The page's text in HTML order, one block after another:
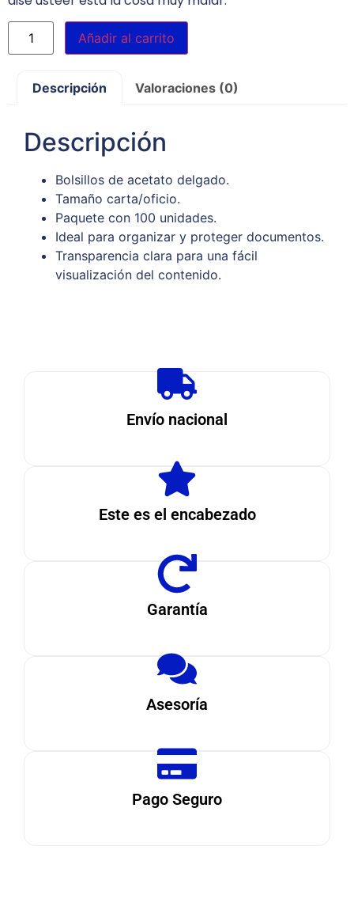
Añadir al carrito
Descripción Valoraciones (0)
Descripción
Bolsillos de acetato delgado.
Tamaño carta/oficio.
Paquete con 100 unidades.
Ideal para organizar y proteger documentos.
Transparencia clara para una fácil
visualización del contenido.
Envío nacional
Este es el encabezado
Garantía
Asesoría
Pago Seguro